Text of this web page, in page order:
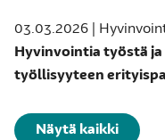
03.03.2026 |
Hyvinvointia työstä ja
työllisyyteen
Näytä kaikki